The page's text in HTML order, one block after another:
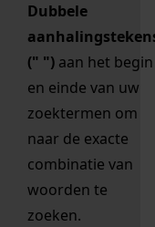
Dubbele
(" ") aan het begin
en einde van uw
zoektermen om
naar de exacte
combinatie van
woorden te
zoeken.